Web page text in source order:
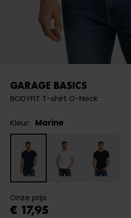
GARAGE BASICS
BODYFIT T-shirt O-Neck
Kleur: Marine
Onze prijs
€ 17,95